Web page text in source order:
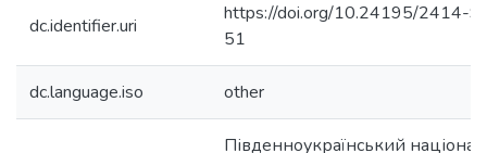
dc.identifier.uri
https://doi.org/10.24195/2414-
51
dc.language.iso other
Південноукраїнський